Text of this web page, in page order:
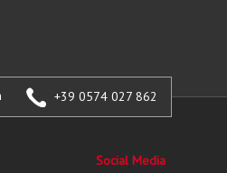
+39 0574 027 862
Social Media